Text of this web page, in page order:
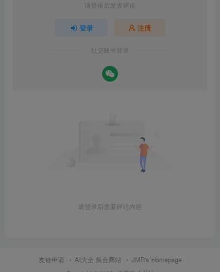
请登录后发表评论
登录 注册
社交账号登录
请登录后查看评论内容
友链申请 AI大全 集合网站 JMR's Homepage